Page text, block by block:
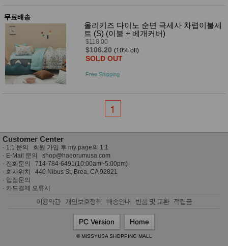
성장발
달교육
용품
션
어른내
의
유/아동
내의
가방/지
활제
일상 돋
보기
침구용
품
생활/욕
실/청소
무료배송
올리키즈 다이노 순면 극세사 차렵이불세
트 (S) (이불 + 베개커버)
$118.00
$106.20 (10% off)
SOLD OUT
Free Shipping
1
Customer Center
· 1:1 문의 회원 가입 후 my page의 1:1
· E-Mail 문의 shop@haeorumusa.com
· 전화문의 714-784-6491(10:00am~5:00pm)
· 회사위치 440 Nibus St, Brea, CA 92821
· 입점문의
· 카드결제 오류시
이용약관 개인보호정책 배송안내 반품 및 교환 적립금
PC Version Home
© MISSYUSA SHOPPING MALL